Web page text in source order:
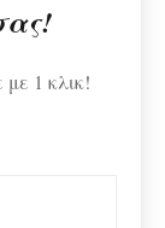
1 κλικ!